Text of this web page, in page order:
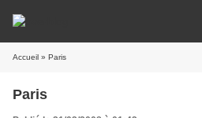
Accueil » Paris
Paris